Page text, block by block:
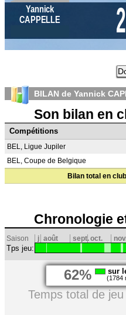
Yannick
CAPPELLE
BILAN de Yannick
Son bilan en
Compétitions
BEL, Ligue Jupiler
BEL, Coupe de Belgique
Bilan total en club
Chronologie
Saison j août sept.oct.
Tps jeu:
62% sur
(1784
Temps total de